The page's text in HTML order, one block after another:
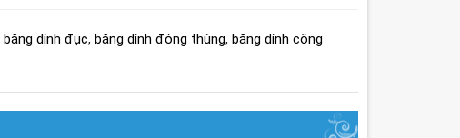
băng dính đục, băng dính đóng thùng, băng dính công